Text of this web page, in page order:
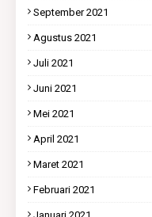
September 2021
Agustus 2021
Juli 2021
Juni 2021
Mei 2021
April 2021
Maret 2021
Februari 2021